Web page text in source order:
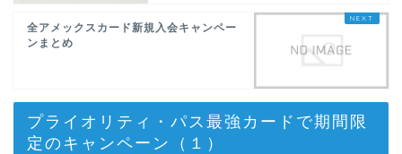
全アメックスカード新規入会キャンペー
ンまとめ
プライオリティ・パス最強カードで期間限
定のキャンペーン（１）